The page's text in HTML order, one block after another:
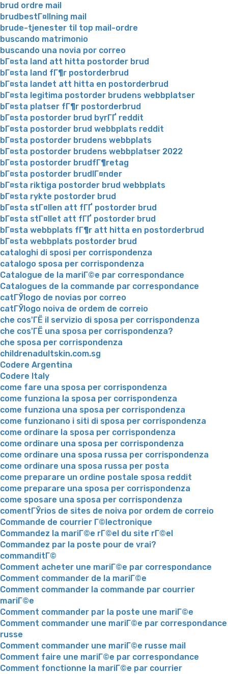
brud ordre mail
brudbestГ¤llning mail
brude-tjenester til top mail-ordre
buscando matrimonio
buscando una novia por correo
bГ¤sta land att hitta postorder brud
bГ¤sta land fГ¶r postorderbrud
bГ¤sta landet att hitta en postorderbrud
bГ¤sta legitima postorder brudens webbplatser
bГ¤sta platser fГ¶r postorderbrud
bГ¤sta postorder brud byrГҐ reddit
bГ¤sta postorder brud webbplats reddit
bГ¤sta postorder brudens webbplats
bГ¤sta postorder brudens webbplatser 2022
bГ¤sta postorder brudfГ¶retag
bГ¤sta postorder brudlГ¤nder
bГ¤sta riktiga postorder brud webbplats
bГ¤sta rykte postorder brud
bГ¤sta stГ¤llen att fГҐ postorder brud
bГ¤sta stГ¤llet att fГҐ postorder brud
bГ¤sta webbplats fГ¶r att hitta en postorderbrud
bГ¤sta webbplats postorder brud
cataloghi di sposi per corrispondenza
catalogo sposa per corrispondenza
Catalogue de la mariГ©e par correspondance
Catalogues de la commande par correspondance
catГЎlogo de novias por correo
catГЎlogo noiva de ordem de correio
che cos'ГЁ il servizio di sposa per corrispondenza
che cos'ГЁ una sposa per corrispondenza?
che sposa per corrispondenza
childrenadultskin.com.sg
Codere Argentina
Codere Italy
come fare una sposa per corrispondenza
come funziona la sposa per corrispondenza
come funziona una sposa per corrispondenza
come funzionano i siti di sposa per corrispondenza
come ordinare la sposa per corrispondenza
come ordinare una sposa per corrispondenza
come ordinare una sposa russa per corrispondenza
come ordinare una sposa russa per posta
come preparare un ordine postale sposa reddit
come preparare una sposa per corrispondenza
come sposare una sposa per corrispondenza
comentГЎrios de sites de noiva por ordem de correio
Commande de courrier Г©lectronique
Commandez la mariГ©e rГ©el du site rГ©el
Commandez par la poste pour de vrai?
commanditГ©
Comment acheter une mariГ©e par correspondance
Comment commander de la mariГ©e
Comment commander la commande par courrier
mariГ©e
Comment commander par la poste une mariГ©e
Comment commander une mariГ©e par correspondance
russe
Comment commander une mariГ©e russe mail
Comment faire une mariГ©e par correspondance
Comment fonctionne la mariГ©e par courrier